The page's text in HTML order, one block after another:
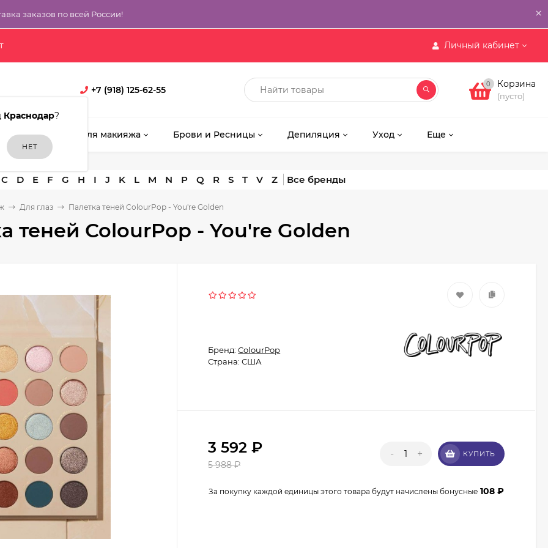
заказов по всей России! ×
Личный кабинет
Краснодар?
+7 (918) 125-62-55
0 Корзина
(пусто)
Кисти для макияжа Брови и Ресницы Депиляция Уход Еще
C D E F G H I J K L M N P Q R S T V Z
Для глаз Палетка теней ColourPop - You're Golden
теней ColourPop - You're Golden
Бренд:ColourPop
Страна: США
3 592₽
5 988₽
- + КУПИТЬ
За покупку каждой единицы этого товара будут начислены бонусные 108₽
315₽
Кисть из волоса